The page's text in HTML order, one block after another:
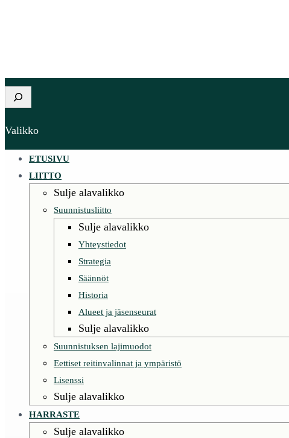
Etsi
Valikko
ETUSIVU
LIITTO
Sulje alavalikko
Suunnistusliitto
Sulje alavalikko
Yhteystiedot
Strategia
Säännöt
Historia
Alueet ja jäsenseurat
Sulje alavalikko
Suunnistuksen lajimuodot
Eettiset reitinvalinnat ja ympäristö
Lisenssi
Sulje alavalikko
HARRASTE
Sulje alavalikko